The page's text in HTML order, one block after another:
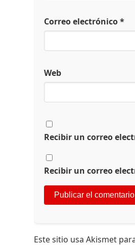
Correo electrónico*
Web
Recibir un correo
Recibir un correo
Este sitio usa Akismet